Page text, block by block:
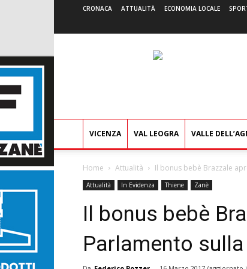
CRONACA ATTUALITÀ ECONOMIA LOCALE
VICENZA VAL LEOGRA VALLE
Home Attualità Il bonus bebè Brazzale
Attualità In Evidenza Thiene Zanè
Il bonus bebè
Parlamento